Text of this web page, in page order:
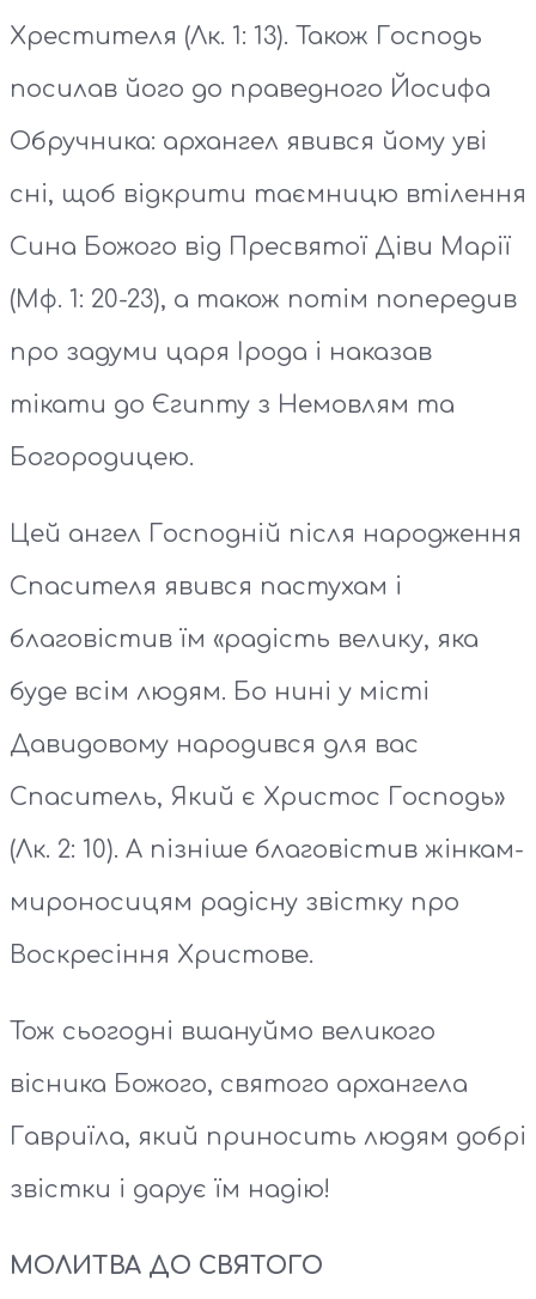
Хрестителя (Лк. 1: 13). Також Господь
посилав його до праведного Йосифа
Обручника: архангел явився йому уві
сні, щоб відкрити таємницю втілення
Сина Божого від Пресвятої Діви Марії
(Мф. 1: 20-23), а також потім попередив
про задуми царя Ірода і наказав
тікати до Єгипту з Немовлям та
Богородицею.
Цей ангел Господній після народження
Спасителя явився пастухам і
благовістив їм «радість велику, яка
буде всім людям. Бо нині у місті
Давидовому народився для вас
Спаситель, Який є Христос Господь»
(Лк. 2: 10). А пізніше благовістив жінкам-
мироносицям радісну звістку про
Воскресіння Христове.
Тож сьогодні вшануймо великого
вісника Божого, святого архангела
Гавриїла, який приносить людям добрі
звістки і дарує їм надію!
МОЛИТВА ДО СВЯТОГО